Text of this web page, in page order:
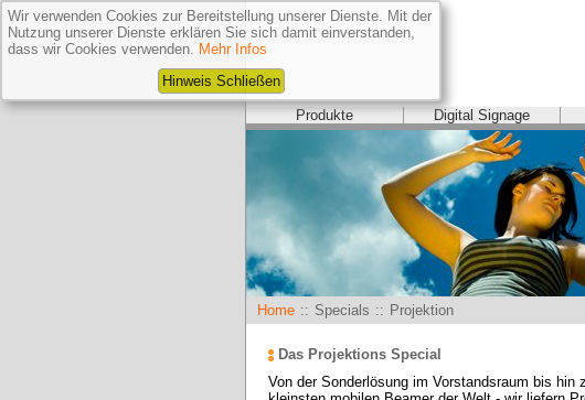
Produkte Digital Signage
Home :: Specials :: Projektion
Das Projektions Special
Von der Sonderlösung im Vorstandsraum bis hin
Wir verwenden Cookies zur Bereitstellung unserer Dienste. Mit der
Nutzung unserer Dienste erklären Sie sich damit einverstanden,
dass wir Cookies verwenden. Mehr Infos
Hinweis Schließen